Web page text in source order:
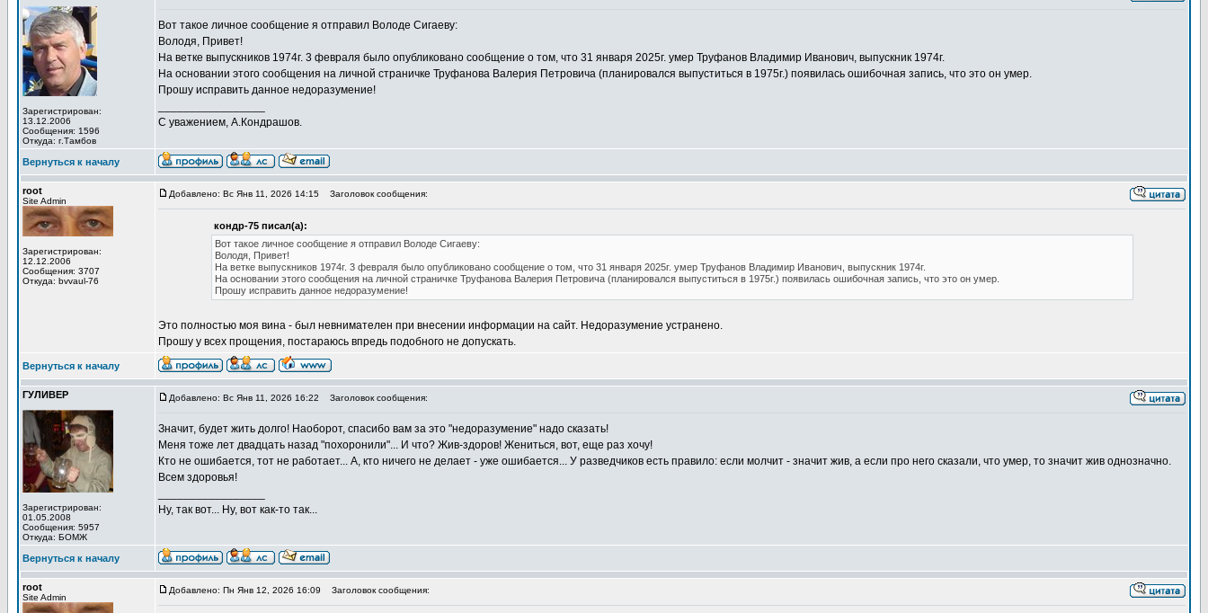
Зарегистрирован:
13.12.2006
Сообщения: 1596
Откуда: г.Тамбов
Вот такое личное сообщение я отправил Володе Сигаеву:
Володя, Привет!
На ветке выпускников 1974г. 3 февраля было опубликовано сообщение о том, что 31 января 2025г. умер Труфанов Владимир Иванович, выпускник 1974г.
На основании этого сообщения на личной страничке Труфанова Валерия Петровича (планировался выпуститься в 1975г.) появилась ошибочная запись, что это он умер.
Прошу исправить данное недоразумение!
С уважением, А.Кондрашов.
Вернуться к началу
root
Site Admin
Зарегистрирован:
12.12.2006
Сообщения: 3707
Откуда: bvvaul-76
Добавлено: Вс Янв 11, 2026 14:15 Заголовок сообщения:
кондр-75 писал(а):
Вот такое личное сообщение я отправил Володе Сигаеву:
Володя, Привет!
На ветке выпускников 1974г. 3 февраля было опубликовано сообщение о том, что 31 января 2025г. умер Труфанов Владимир Иванович, выпускник 1974г.
На основании этого сообщения на личной страничке Труфанова Валерия Петровича (планировался выпуститься в 1975г.) появилась ошибочная запись, что это он умер.
Прошу исправить данное недоразумение!
Это полностью моя вина - был невнимателен при внесении информации на сайт. Недоразумение устранено.
Прошу у всех прощения, постараюсь впредь подобного не допускать.
Вернуться к началу
ГУЛИВЕР
Зарегистрирован:
01.05.2008
Сообщения: 5957
Откуда: БОМЖ
Добавлено: Вс Янв 11, 2026 16:22 Заголовок сообщения:
Значит, будет жить долго! Наоборот, спасибо вам за это "недоразумение" надо сказать!
Меня тоже лет двадцать назад "похоронили"... И что? Жив-здоров! Жениться, вот, еще раз хочу!
Кто не ошибается, тот не работает... А, кто ничего не делает - уже ошибается... У разведчиков есть правило: если молчит - значит жив, а если про него сказали, что умер, то значит жив однозначно.
Всем здоровья!
Ну, так вот... Ну, вот как-то так...
Вернуться к началу
root
Site Admin
Добавлено: Пн Янв 12, 2026 16:09 Заголовок сообщения: